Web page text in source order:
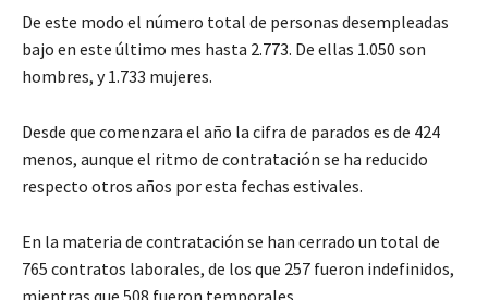
De este modo el número total de personas desempleadas
bajo en este último mes hasta 2.773. De ellas 1.050 son
hombres, y 1.733 mujeres.
Desde que comenzara el año la cifra de parados es de 424
menos, aunque el ritmo de contratación se ha reducido
respecto otros años por esta fechas estivales.
En la materia de contratación se han cerrado un total de
765 contratos laborales, de los que 257 fueron indefinidos,
mientras que 508 fueron temporales.